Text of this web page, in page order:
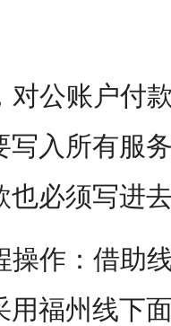
对公账户付
写入所有服
也必须写进
操作：借助
用福州线下